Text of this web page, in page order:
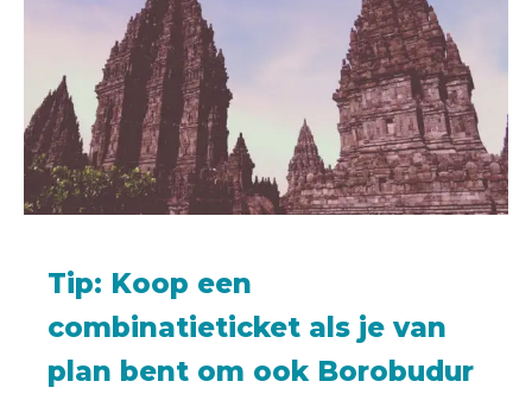
Tip: Koop een
combinatieticket als je van
plan bent om ook Borobudur